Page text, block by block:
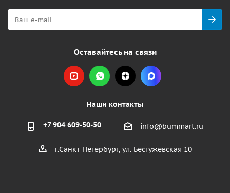
Оставайтесь на связи
Наши контакты
+7 904 609-50-50 info@bummart.ru
г.Санкт-Петербург, ул. Бестужевская 10